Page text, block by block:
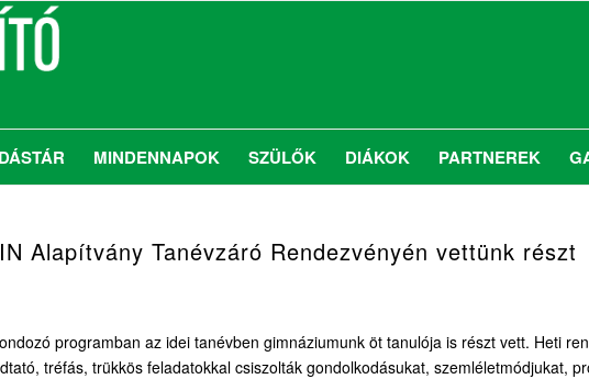
MINDENNAPOK SZÜLŐK DIÁKOK PARTNEREK
Alapítvány Tanévzáró Rendezvényén vettünk részt
programban az idei tanévben gimnáziumunk öt tanulója is részt vett. Heti
tréfás, trükkös feladatokkal csiszolták gondolkodásukat, szemléletmódjukat,